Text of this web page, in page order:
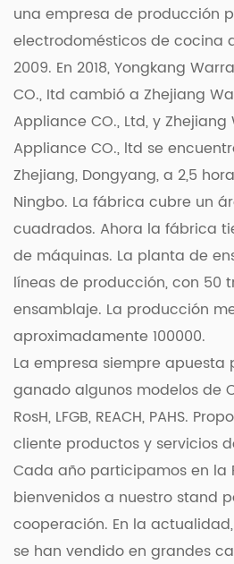
hierro fundido y sartenes
brinda la libertad de elegir los
que mejor se adapten a sus
En conclusión, la conveniente
doble con control de
cambia las reglas del juego
modernas, ya que ofrece
preciso, operación
cocción multifuncionales. Ya
ocupado, un chef gourmet o
intermedia, esta innovadora
agiliza el proceso de cocción
creatividad culinaria.
Experimente la precisión y la
cocinar con la conveniente
con control de temperatura
funciones avanzadas y
aparato versátil le permite
deliciosas con precisión,
experiencia culinaria una
una empresa de producción
electrodomésticos de cocina
2009. En 2018, Yongkang
CO., Itd cambió a Zhejiang
Appliance CO., Ltd, y
Appliance CO., ltd se
Zhejiang, Dongyang, a 2,5
Ningbo. La fábrica cubre un
cuadrados. Ahora la fábrica
de máquinas. La planta de
líneas de producción, con 50
ensamblaje. La producción
aproximadamente 100000.
La empresa siempre apuesta
ganado algunos modelos de
RosH, LFGB, REACH, PAHS.
cliente productos y servicios
Cada año participamos en la
bienvenidos a nuestro stand
cooperación. En la
se han vendido en grandes